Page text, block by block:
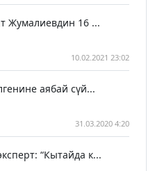
Жумалиевдин 16 ...
10.02.2021 23:02
аябай сүй...
31.03.2020 4:20
“Кытайда к...